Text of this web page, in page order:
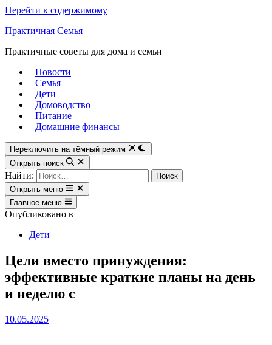
Перейти к содержимому
Практичная Семья
Практичные советы для дома и семьи
Новости
Семья
Дети
Домоводство
Питание
Домашние финансы
Переключить на тёмный режим
Открыть поиск
Найти:
Открыть меню
Главное меню
Опубликовано в
Дети
Цели вместо принуждения:
эффективные краткие планы на день
и неделю с
10.05.2025